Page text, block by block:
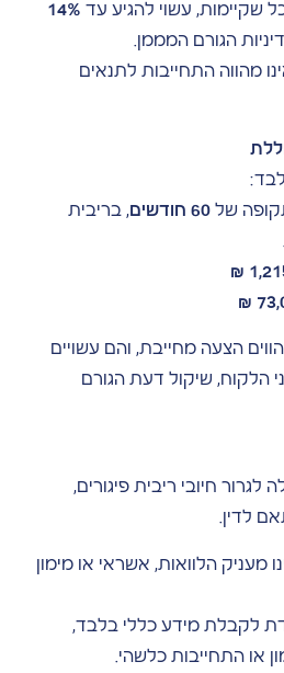
שקיימות, עשוי להגיע עד 14%
הגורם המממן.
מהווה התחייבות לתנאים
של 60 חודשים
, בריבית
.
הצעה מחייבת, והם עשויים
הלקוח, שיקול דעת הגורם
חיובי ריבית פיגורים,
לדין.
מעניק הלוואות, אשראי או מימון
לקבלת מידע כללי בלבד,
או התחייבות כלשהי.